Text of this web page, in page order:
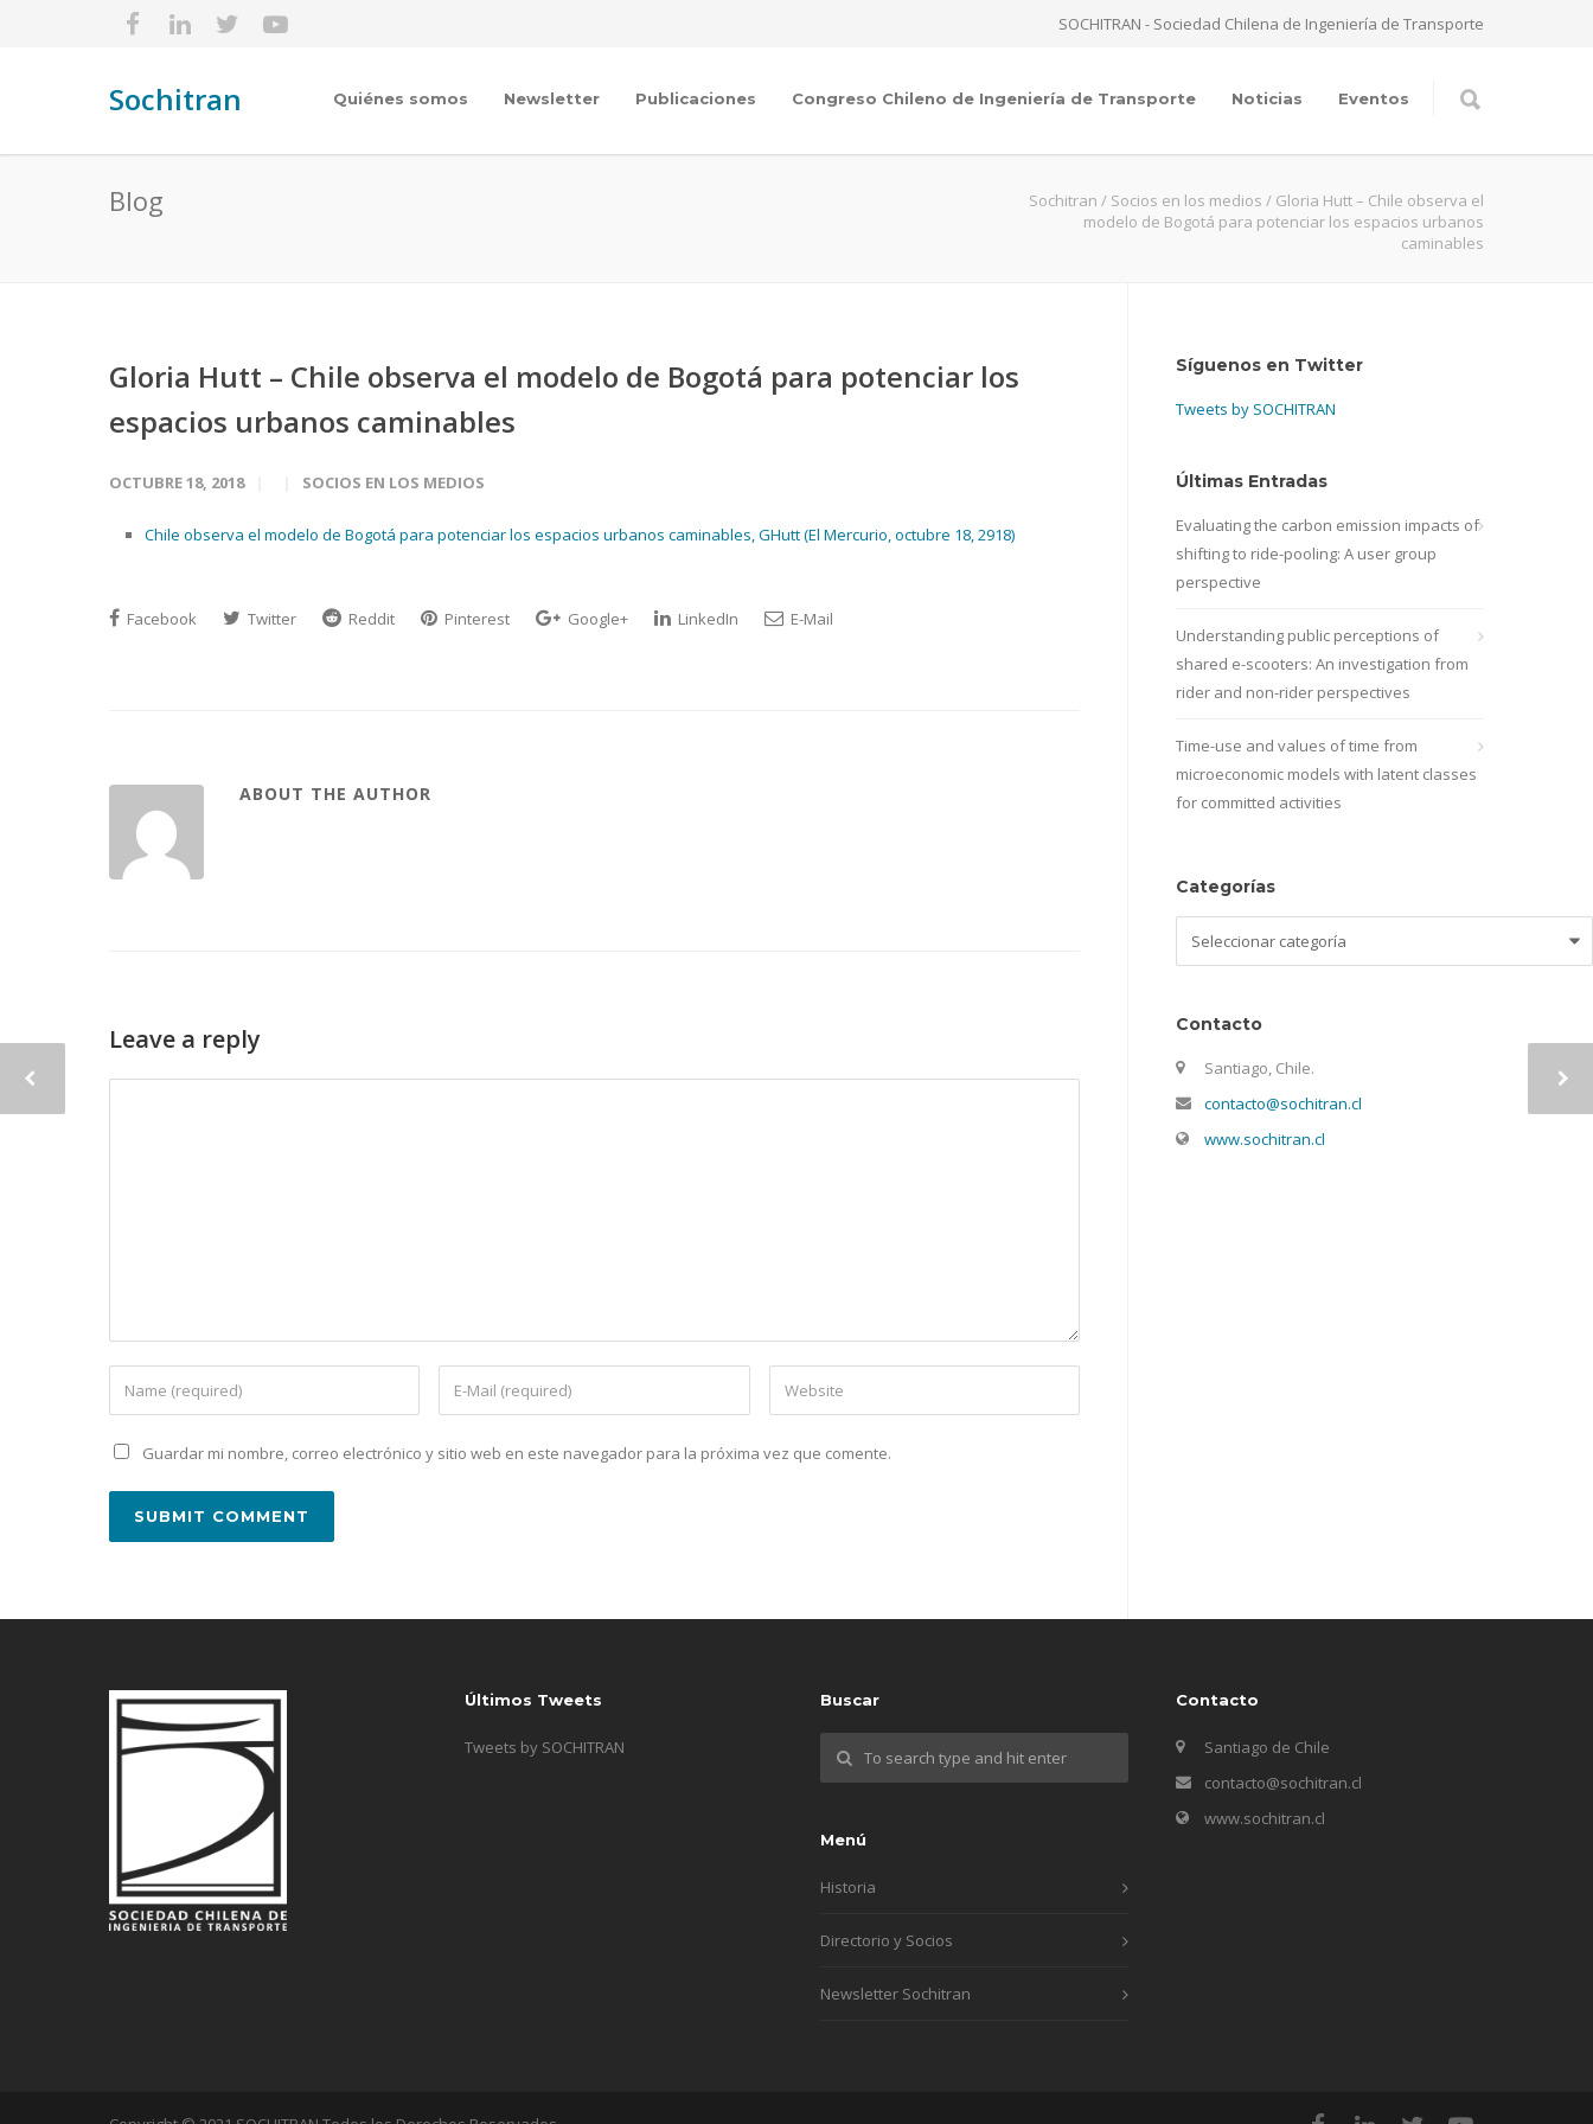
SOCHITRAN - Sociedad Chilena de Ingeniería de Transporte
Sochitran Quiénes somos Newsletter Publicaciones Congreso Chileno de Ingeniería de Transporte Noticias Eventos
Blog Sochitran / Socios en los medios / Gloria Hutt – Chile observa el
modelo de Bogotá para potenciar los espacios urbanos
caminables
Gloria Hutt – Chile observa el modelo de Bogotá para potenciar los
espacios urbanos caminables
OCTUBRE 18, 2018 SOCIOS EN LOS MEDIOS
Chile observa el modelo de Bogotá para potenciar los espacios urbanos caminables, GHutt (El Mercurio, octubre 18, 2918)
Facebook Twitter Reddit Pinterest Google+ LinkedIn E-Mail
ABOUT THE AUTHOR
Leave a reply
Guardar mi nombre, correo electrónico y sitio web en este navegador para la próxima vez que comente.
Síguenos en Twitter
Tweets by SOCHITRAN
Últimas Entradas
Evaluating the carbon emission impacts of
shifting to ride-pooling: A user group
perspective
Understanding public perceptions of
shared e-scooters: An investigation from
rider and non-rider perspectives
Time-use and values of time from
microeconomic models with latent classes
for committed activities
Categorías
Contacto
Santiago, Chile.
contacto@sochitran.cl
www.sochitran.cl
Últimos Tweets
Tweets by SOCHITRAN
Buscar
Menú
Historia
Directorio y Socios
Newsletter Sochitran
Contacto
Santiago de Chile
contacto@sochitran.cl
www.sochitran.cl